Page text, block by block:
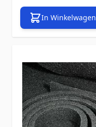
In Winkelwagen